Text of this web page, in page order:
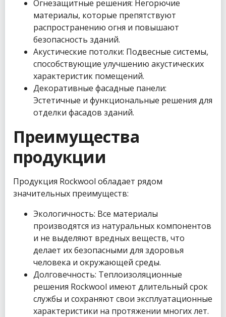
Огнезащитные решения: Негорючие
материалы, которые препятствуют
распространению огня и повышают
безопасность зданий.
Акустические потолки: Подвесные системы,
способствующие улучшению акустических
характеристик помещений.
Декоративные фасадные панели:
Эстетичные и функциональные решения для
отделки фасадов зданий.
Преимущества
продукции
Продукция Rockwool обладает рядом
значительных преимуществ:
Экологичность: Все материалы
производятся из натуральных компонентов
и не выделяют вредных веществ, что
делает их безопасными для здоровья
человека и окружающей среды.
Долговечность: Теплоизоляционные
решения Rockwool имеют длительный срок
службы и сохраняют свои эксплуатационные
характеристики на протяжении многих лет.